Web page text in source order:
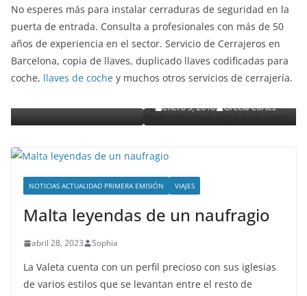
No esperes más para instalar cerraduras de seguridad en la
puerta de entrada. Consulta a profesionales con más de 50
años de experiencia en el sector. Servicio de Cerrajeros en
Barcelona, copia de llaves, duplicado llaves codificadas para
coche, llaves de coche y muchos otros servicios de cerrajería.
ENTRETENIMIENTO Y CURIOSIDADES LIBROS CINE Y TV
Slender Man llega al cine y te mostramos
detalles
enero 3, 2018 Grecia Cortez
NOTICIAS ACTUALIDAD PRIMERA EMISIÓN VIAJES
Malta leyendas de un naufragio
abril 28, 2023 Sophia
La Valeta cuenta con un perfil precioso con sus iglesias
de varios estilos que se levantan entre el resto de